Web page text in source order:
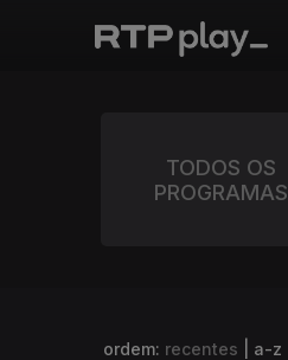
TODOS OS
PROGRAMAS
ordem: recentes a-z